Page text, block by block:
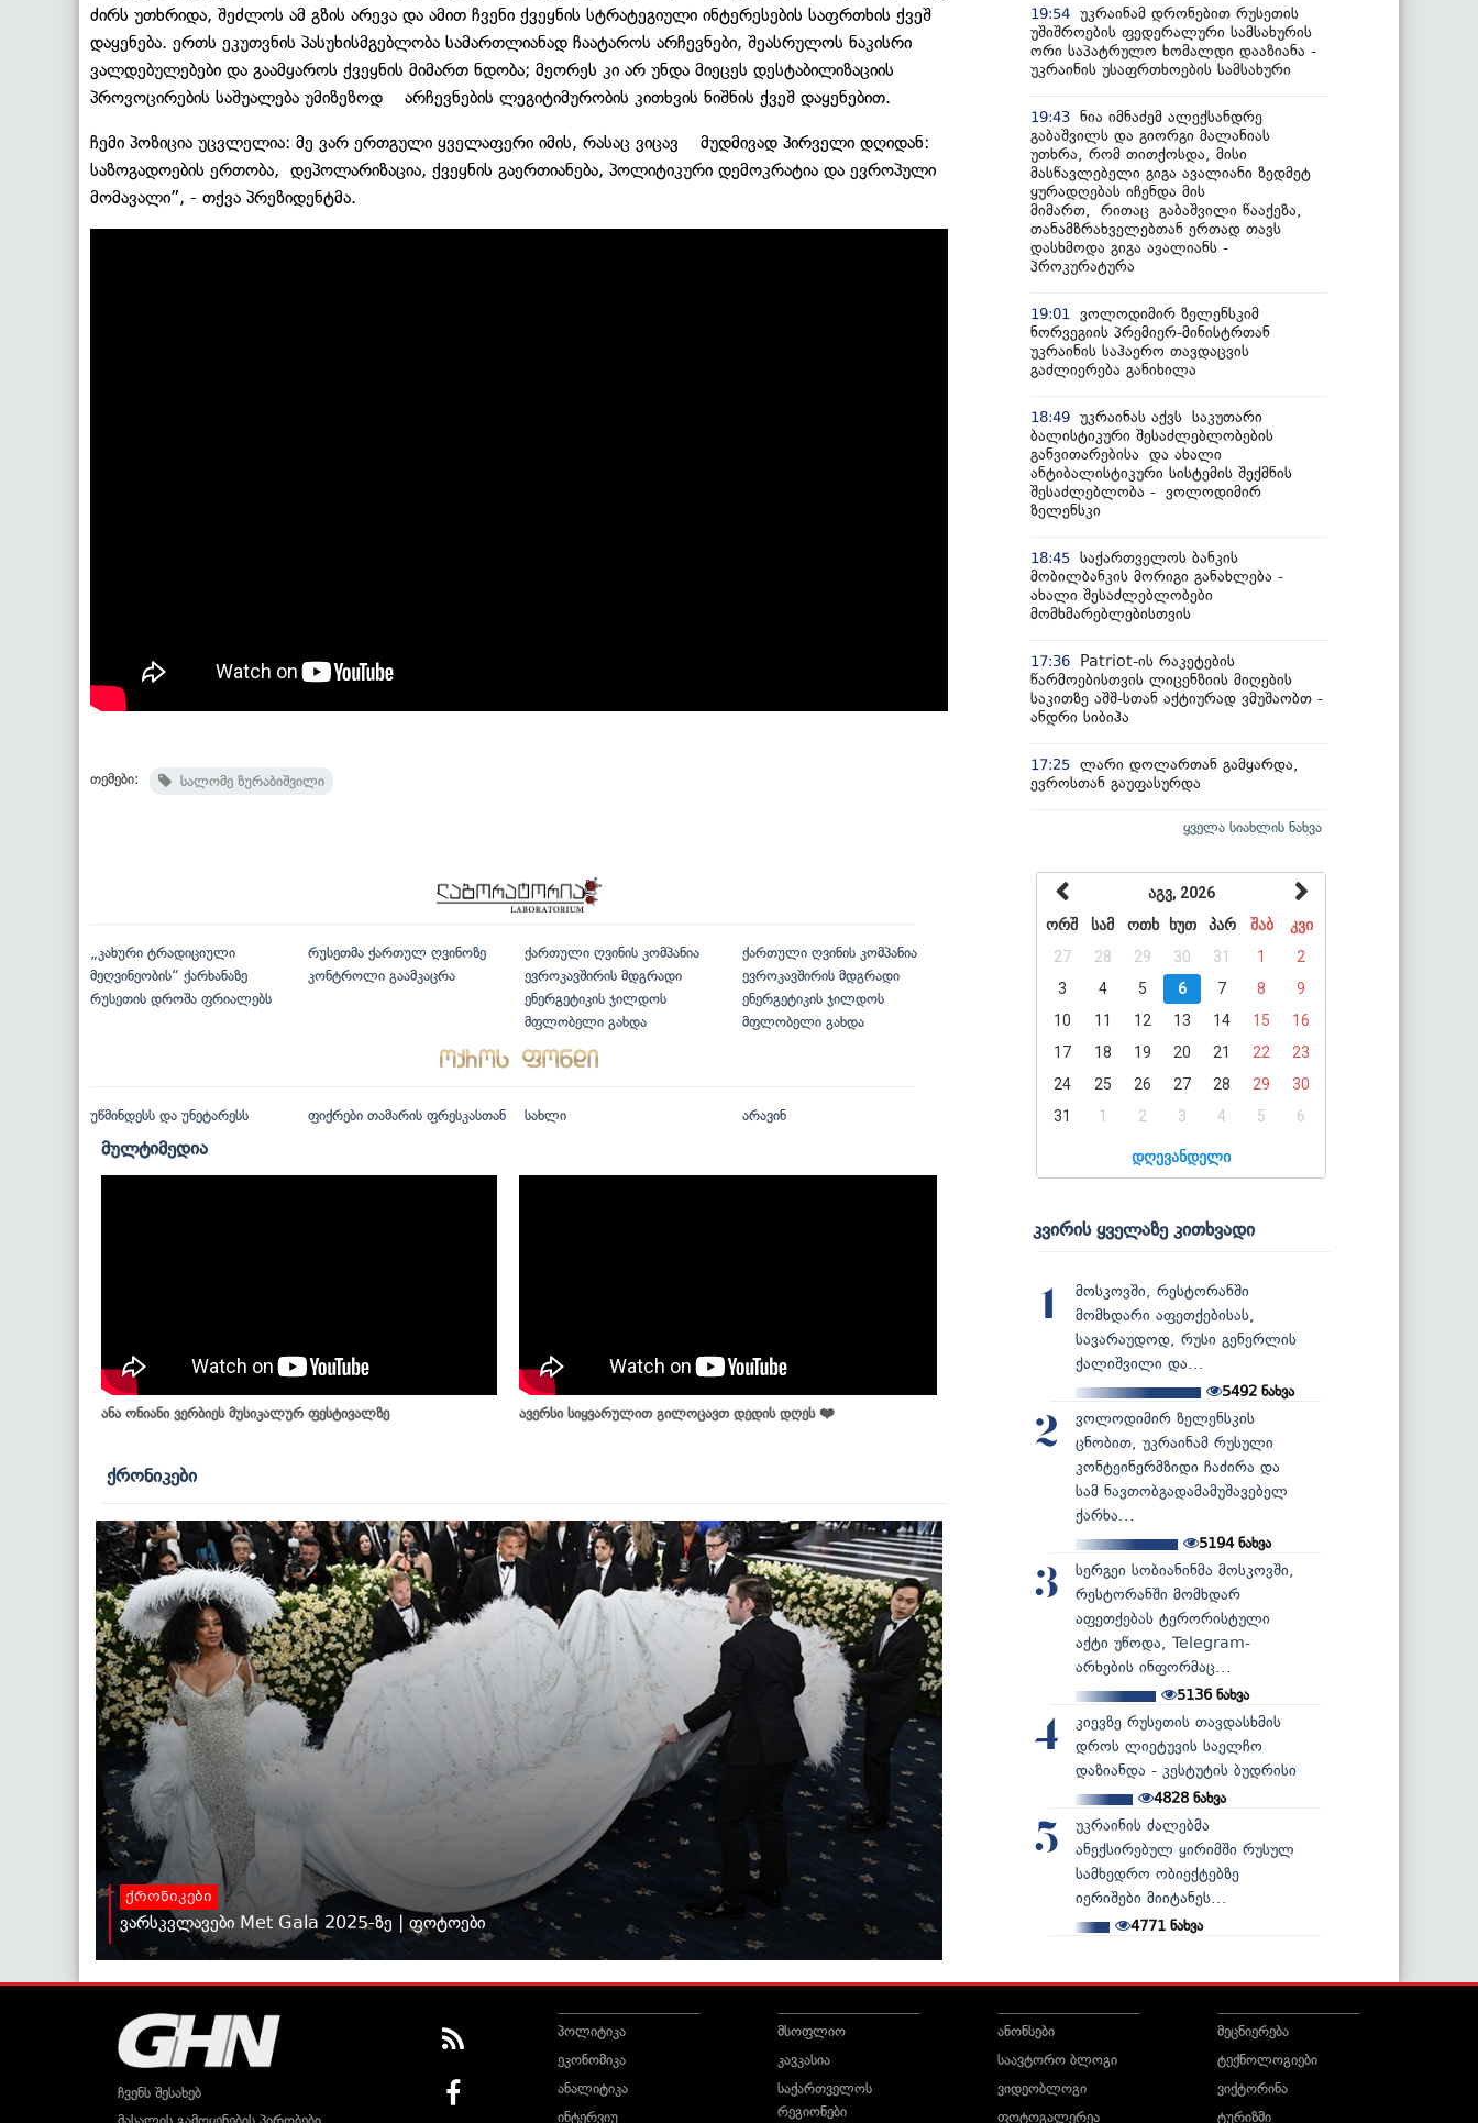
ძირს უთხრიდა, შეძლოს ამ გზის არევა და ამით ჩვენი ქვეყნის სტრატეგიული ინტერესების საფრთხის ქვეშ
დაყენება. ერთს ეკუთვნის პასუხისმგებლობა სამართლიანად ჩაატაროს არჩევნები, შეასრულოს ნაკისრი
ვალდებულებები და გაამყაროს ქვეყნის მიმართ ნდობა; მეორეს კი არ უნდა მიეცეს დესტაბილიზაციის
პროვოცირების საშუალება უმიზეზოდ არჩევნების ლეგიტიმურობის კითხვის ნიშნის ქვეშ დაყენებით.
ჩემი პოზიცია უცვლელია: მე ვარ ერთგული ყველაფერი იმის, რასაც ვიცავ მუდმივად პირველი დღიდან:
საზოგადოების ერთობა, დეპოლარიზაცია, ქვეყნის გაერთიანება, პოლიტიკური დემოკრატია და ევროპული
მომავალი”, - თქვა პრეზიდენტმა.
თემები: სალომე ზურაბიშვილი
„კახური ტრადიციული
მეღვინეობის“ ქარხანაზე
რუსეთის დროშა ფრიალებს
რუსეთმა ქართულ ღვინოზე
კონტროლი გაამკაცრა
ქართული ღვინის კომპანია
ევროკავშირის მდგრადი
ენერგეტიკის ჯილდოს
მფლობელი გახდა
ქართული ღვინის კომპანია
ევროკავშირის მდგრადი
ენერგეტიკის ჯილდოს
მფლობელი გახდა
უწმინდესს და უნეტარესს ფიქრები თამარის ფრესკასთან სახლი არავინ
მულტიმედია
ანა ონიანი ვერბიეს მუსიკალურ ფესტივალზე ავერსი სიყვარულით გილოცავთ დედის დღეს ❤️
ქრონიკები
ქრონიკები
ვარსკვლავები Met Gala 2025-ზე | ფოტოები
19:54 უკრაინამ დრონებით რუსეთის
უშიშროების ფედერალური სამსახურის
ორი საპატრულო ხომალდი დააზიანა -
უკრაინის უსაფრთხოების სამსახური
19:43 ნია იმნაძემ ალექსანდრე
გაბაშვილს და გიორგი მალანიას
უთხრა, რომ თითქოსდა, მისი
მასწავლებელი გიგა ავალიანი ზედმეტ
ყურადღებას იჩენდა მის
მიმართ, რითაც გაბაშვილი წააქეზა,
თანამზრახველებთან ერთად თავს
დასხმოდა გიგა ავალიანს -
პროკურატურა
19:01
ვოლოდიმირ ზელენსკიმ
ნორვეგიის პრემიერ-მინისტრთან
უკრაინის საჰაერო თავდაცვის
გაძლიერება განიხილა
18:49 უკრაინას აქვს საკუთარი
ბალისტიკური შესაძლებლობების
განვითარებისა და ახალი
ანტიბალისტიკური სისტემის შექმნის
შესაძლებლობა - ვოლოდიმირ
ზელენსკი
18:45 საქართველოს ბანკის
მობილბანკის მორიგი განახლება -
ახალი შესაძლებლობები
მომხმარებლებისთვის
17:36
Patriot-ის რაკეტების
წარმოებისთვის ლიცენზიის მიღების
საკითზე აშშ-სთან აქტიურად ვმუშაობთ -
ანდრი სიბიჰა
17:25 ლარი დოლართან გამყარდა,
ევროსთან გაუფასურდა
ყველა სიახლის ნახვა
აგვ, 2026
ორშ
სამ ოთხ ხუთ პარ შაბ
კვი
27
28 29 30 31 1
2
3
4 5 6 7 8
9
10
11 12 13 14 15
16
17
18 19 20 21 22
23
24
25 26 27 28 29
30
31
1 2 3 4 5 6
დღევანდელი
კვირის ყველაზე კითხვადი
1
მოსკოვში, რესტორანში
მომხდარი აფეთქებისას,
სავარაუდოდ, რუსი გენერლის
ქალიშვილი და...
5492 ნახვა
2
ვოლოდიმირ ზელენსკის
ცნობით, უკრაინამ რუსული
კონტეინერმზიდი ჩაძირა და
სამ ნავთობგადამამუშავებელ
ქარხა...
5194ნახვა
3
სერგეი სობიანინმა მოსკოვში,
რესტორანში მომხდარ
აფეთქებას ტერორისტული
აქტი უწოდა, Telegram-
არხების ინფორმაც...
5136ნახვა
4
კიევზე რუსეთის თავდასხმის
დროს ლიეტუვის საელჩო
დაზიანდა - კესტუტის ბუდრისი
4828ნახვა
5
უკრაინის ძალებმა
ანექსირებულ ყირიმში რუსულ
სამხედრო ობიექტებზე
იერიშები მიიტანეს...
4771 ნახვა
ჩვენს შესახებ
პოლიტიკა
ეკონომიკა
ანალიტიკა
ინტერვიუ
მსოფლიო
კავკასია
საქართველოს
რეგიონები
ანონსები
საავტორო ბლოგი
ვიდეობლოგი
ფოტოგალერეა
მეცნიერება
ტექნოლოგიები
ვიქტორინა
ტურიზმი